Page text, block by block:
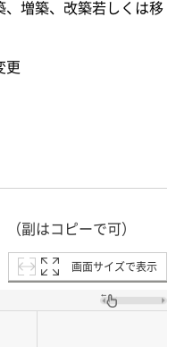
増築、改築若しくは移
更
副はコピーで可）
画面サイズで表示